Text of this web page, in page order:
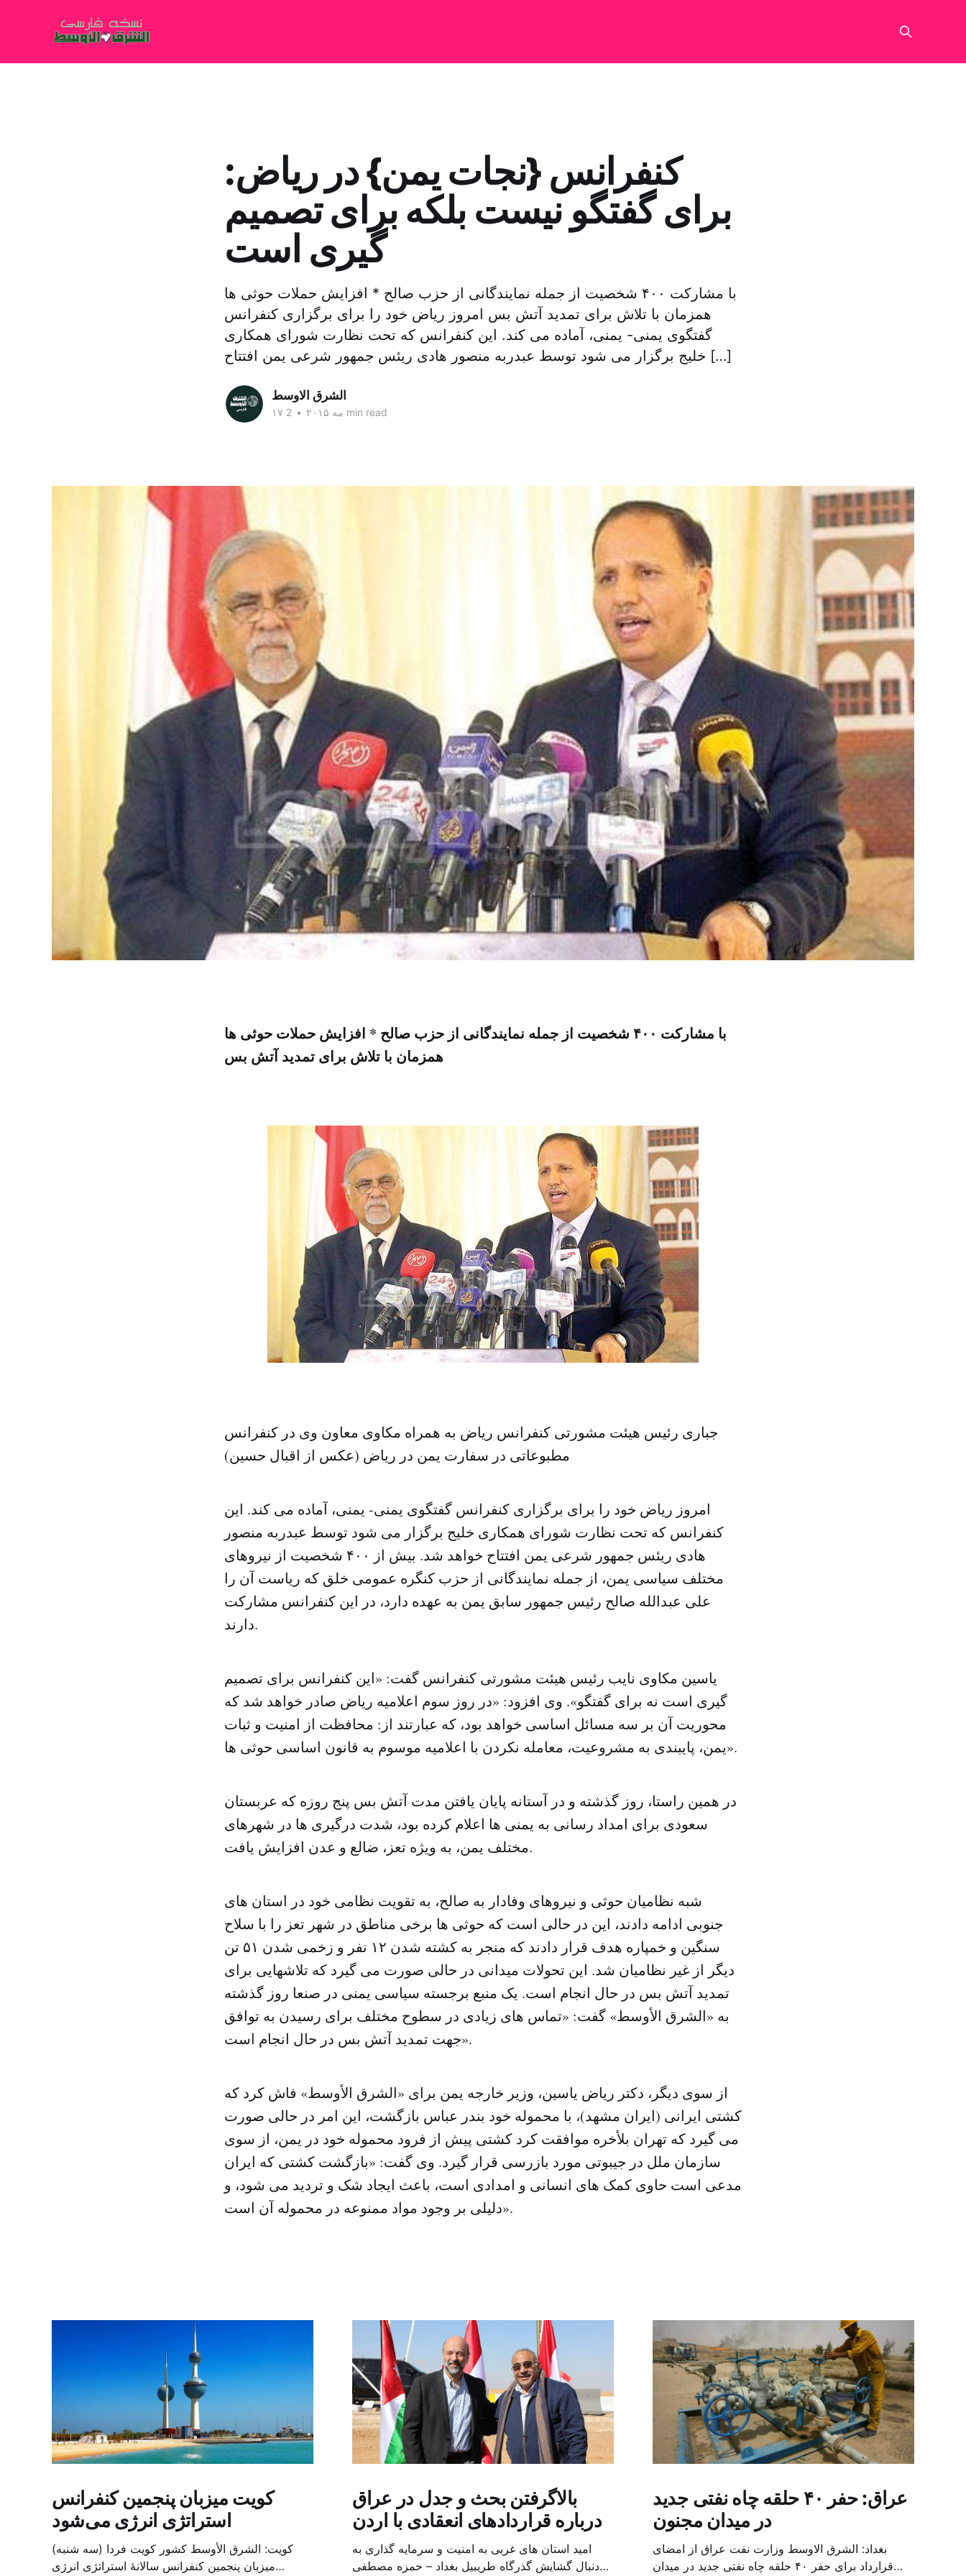
کنفرانس {نجات یمن} در ریاض:
برای گفتگو نیست بلکه برای تصمیم
گیری است
با مشارکت ۴۰۰ شخصیت از جمله نمایندگانی از حزب صالح * افزایش حملات حوثی ها
همزمان با تلاش برای تمدید آتش بس امروز ریاض خود را برای برگزاری کنفرانس
گفتگوی یمنی- یمنی، آماده می کند. این کنفرانس که تحت نظارت شورای همکاری
خلیج برگزار می شود توسط عبدربه منصور هادی ریئس جمهور شرعی یمن افتتاح […]
الشرق الاوسط
۱۷ مه ۲۰۱۵ • 2 min read
با مشارکت ۴۰۰ شخصیت از جمله نمایندگانی از حزب صالح * افزایش حملات حوثی ها
همزمان با تلاش برای تمدید آتش بس
جباری رئیس هیئت مشورتی کنفرانس ریاض به همراه مکاوی معاون وی در کنفرانس
مطبوعاتی در سفارت یمن در ریاض (عکس از اقبال حسین)
امروز ریاض خود را برای برگزاری کنفرانس گفتگوی یمنی- یمنی، آماده می کند. این
کنفرانس که تحت نظارت شورای همکاری خلیج برگزار می شود توسط عبدربه منصور
هادی ریئس جمهور شرعی یمن افتتاح خواهد شد. بیش از ۴۰۰ شخصیت از نیروهای
مختلف سیاسی یمن، از جمله نمایندگانی از حزب کنگره عمومی خلق که ریاست آن را
علی عبدالله صالح رئیس جمهور سابق یمن به عهده دارد، در این کنفرانس مشارکت
دارند.
یاسین مکاوی نایب رئیس هیئت مشورتی کنفرانس گفت: «این کنفرانس برای تصمیم
گیری است نه برای گفتگو». وی افزود: «در روز سوم اعلامیه ریاض صادر خواهد شد که
محوریت آن بر سه مسائل اساسی خواهد بود، که عبارتند از: محافظت از امنیت و ثبات
یمن، پایبندی به مشروعیت، معامله نکردن با اعلامیه موسوم به قانون اساسی حوثی ها».
در همین راستا، روز گذشته و در آستانه پایان یافتن مدت آتش بس پنج روزه که عربستان
سعودی برای امداد رسانی به یمنی ها اعلام کرده بود، شدت درگیری ها در شهرهای
مختلف یمن، به ویژه تعز، ضالع و عدن افزایش یافت.
شبه نظامیان حوثی و نیروهای وفادار به صالح، به تقویت نظامی خود در استان های
جنوبی ادامه دادند، این در حالی است که حوثی ها برخی مناطق در شهر تعز را با سلاح
سنگین و خمپاره هدف قرار دادند که منجر به کشته شدن ۱۲ نفر و زخمی شدن ۵۱ تن
دیگر از غیر نظامیان شد. این تحولات میدانی در حالی صورت می گیرد که تلاشهایی برای
تمدید آتش بس در حال انجام است. یک منبع برجسته سیاسی یمنی در صنعا روز گذشته
به «الشرق الأوسط» گفت: «تماس های زیادی در سطوح مختلف برای رسیدن به توافق
جهت تمدید آتش بس در حال انجام است».
از سوی دیگر، دکتر ریاض یاسین، وزیر خارجه یمن برای «الشرق الأوسط» فاش کرد که
کشتی ایرانی (ایران مشهد)، با محموله خود بندر عباس بازگشت، این امر در حالی صورت
می گیرد که تهران بلأخره موافقت کرد کشتی پیش از فرود محموله خود در یمن، از سوی
سازمان ملل در جیبوتی مورد بازرسی قرار گیرد. وی گفت: «بازگشت کشتی که ایران
مدعی است حاوی کمک های انسانی و امدادی است، باعث ایجاد شک و تردید می شود، و
دلیلی بر وجود مواد ممنوعه در محموله آن است».
کویت میزبان پنجمین کنفرانس
استراتژی انرژی می‌شود
کویت: الشرق الأوسط کشور کویت فردا (سه شنبه)
میزبان پنجمین کنفرانس سالانهٔ استراتژی انرژی
بالاگرفتن بحث و جدل در عراق
درباره قراردادهای انعقادی با اردن
امید استان های غربی به امنیت و سرمایه گذاری به
دنبال گشایش گذرگاه طریبیل بغداد – حمزه مصطفی
عراق: حفر ۴۰ حلقه چاه نفتی جدید
در میدان مجنون
بغداد: الشرق الاوسط وزارت نفت عراق از امضای
قرارداد برای حفر ۴۰ حلقه چاه نفتی جدید در میدان